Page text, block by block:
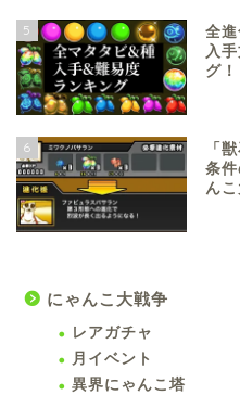
5
全
入
グ
6
「
条
ん
にゃんこ大戦争
レアガチャ
月イベント
異界にゃんこ塔